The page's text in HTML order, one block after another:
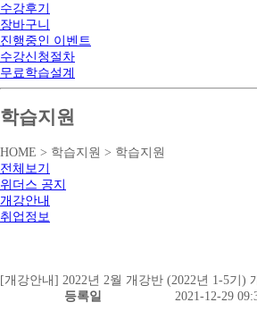
수강후기
장바구니
진행중인 이벤트
수강신청절차
무료학습설계
학습지원
HOME > 학습지원 > 학습지원
전체보기
위더스 공지
개강안내
취업정보
[개강안내] 2022년 2월 개강반 (2022년 1-5기)
등록일
2021-12-29